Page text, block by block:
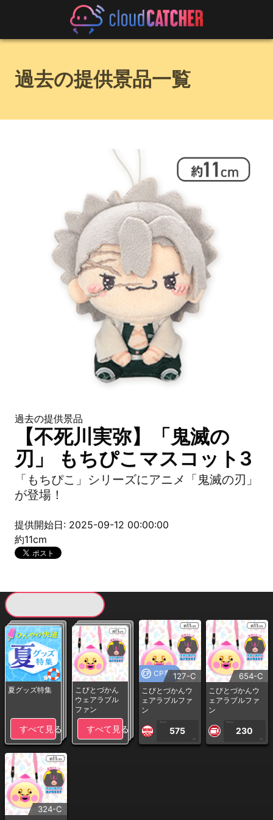
過去の提供景品一覧
過去の提供景品
【不死川実弥】「鬼滅の
刃」 もちぴこマスコット3
「もちぴこ」シリーズにアニメ「鬼滅の刃」
が登場！
提供開始日: 2025-09-12 00:00:00
約11cm
夏グッズ特集
すべて見る
こびとづかん
ウェアラブル
ファン
すべて見る
CP専用127-C
こびとづかんウ
ェアラブルファ
ン
1PLAY
575
CP
654-C
こびとづかんウ
ェアラブルファ
ン
1PLAY
230
CP
324-C